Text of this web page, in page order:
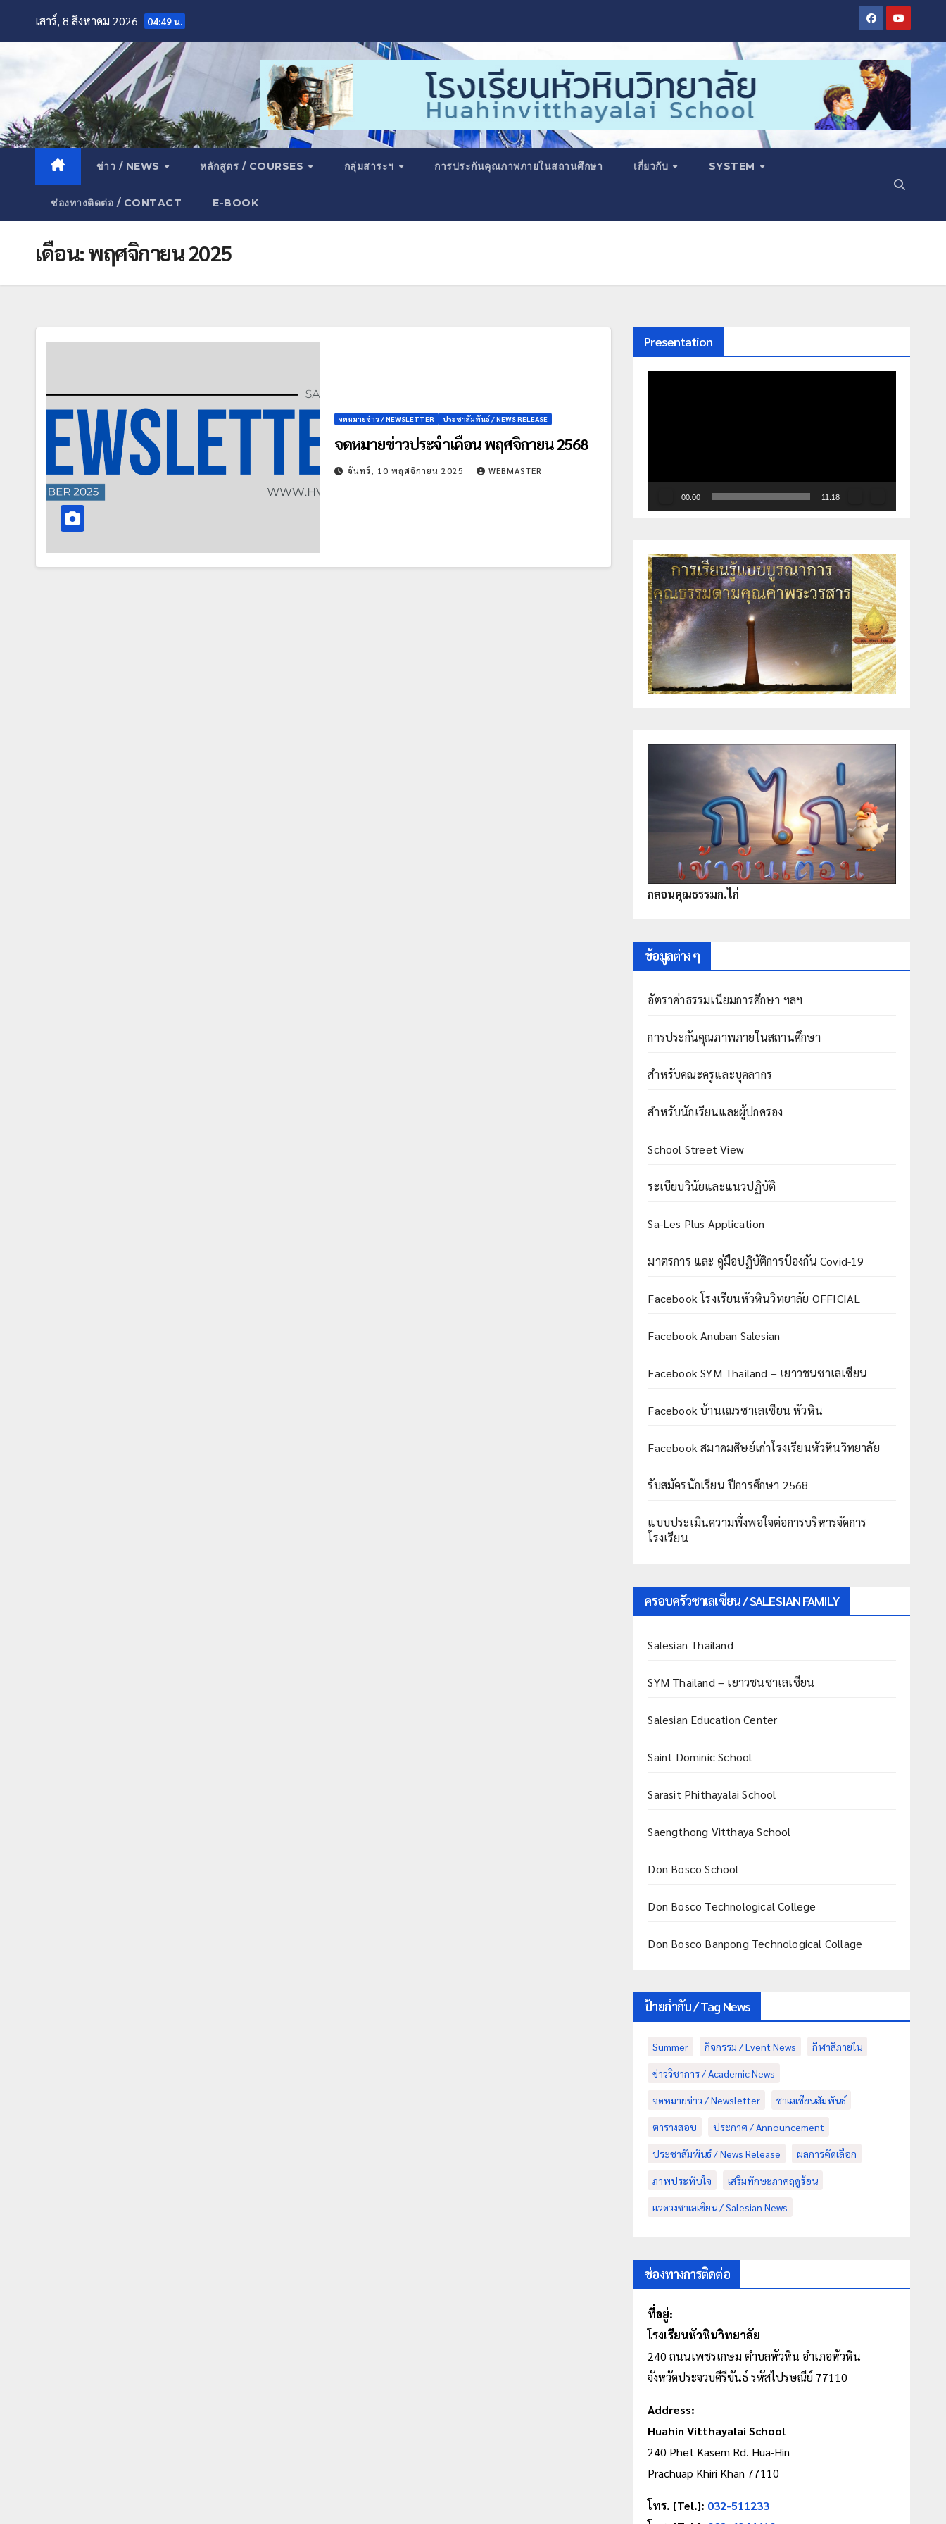
เสาร์, 8 สิงหาคม 2026 04:49 น.
ข่าว / NEWS หลักสูตร / COURSES กลุ่มสาระฯ การประกันคุณภาพภายในสถานศึกษา เกี่ยวกับ SYSTEM
ช่องทางติดต่อ / CONTACT E-BOOK
เดือน:พฤศจิกายน 2025
จดหมายข่าว / NEWSLETTER ประชาสัมพันธ์ / NEWS RELEASE
จดหมายข่าวประจำเดือน พฤศจิกายน 2568
จันทร์, 10 พฤศจิกายน 2025 WEBMASTER
Presentation
00:00 11:18
กลอนคุณธรรมก.ไก่
ข้อมูลต่าง ๆ
อัตราค่าธรรมเนียมการศึกษา ฯลฯ
การประกันคุณภาพภายในสถานศึกษา
สำหรับคณะครูและบุคลากร
สำหรับนักเรียนและผู้ปกครอง
School Street View
ระเบียบวินัยและแนวปฏิบัติ
Sa-Les Plus Application
มาตรการ และ คู่มือปฏิบัติการป้องกัน Covid-19
Facebook โรงเรียนหัวหินวิทยาลัย OFFICIAL
Facebook Anuban Salesian
Facebook SYM Thailand – เยาวชนซาเลเซียน
Facebook บ้านเณรซาเลเซียน หัวหิน
Facebook สมาคมศิษย์เก่าโรงเรียนหัวหินวิทยาลัย
รับสมัครนักเรียน ปีการศึกษา 2568
แบบประเมินความพึ่งพอใจต่อการบริหารจัดการ
โรงเรียน
ครอบครัวซาเลเซียน / SALESIAN FAMILY
Salesian Thailand
SYM Thailand – เยาวชนซาเลเซียน
Salesian Education Center
Saint Dominic School
Sarasit Phithayalai School
Saengthong Vitthaya School
Don Bosco School
Don Bosco Technological College
Don Bosco Banpong Technological Collage
ป้ายกำกับ / Tag News
Summer กิจกรรม / Event News กีฬาสีภายใน
ข่าววิชาการ / Academic News
จดหมายข่าว / Newsletter ซาเลเซียนสัมพันธ์
ตารางสอบ ประกาศ / Announcement
ประชาสัมพันธ์ / News Release ผลการคัดเลือก
ภาพประทับใจ เสริมทักษะภาคฤดูร้อน
แวดวงซาเลเซียน / Salesian News
ช่องทางการติดต่อ
ที่อยู่:
โรงเรียนหัวหินวิทยาลัย
240 ถนนเพชรเกษมตำบลหัวหิน อำเภอหัวหิน
จังหวัดประจวบคีรีขันธ์ รหัสไปรษณีย์ 77110
Address:
Huahin Vitthayalai School
240 Phet Kasem Rd. Hua-Hin
Prachuap Khiri Khan 77110
โทร. [Tel.]: 032-511233